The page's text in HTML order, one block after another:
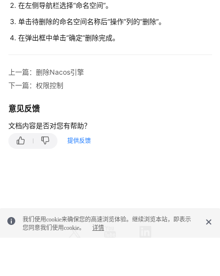
擎
管
理
空
间
权
控
制
服
务
在左侧导航栏选择“命名空间”。
单击待删除的命名空间名称后“操作”列的“删除”。
在弹出框中单击“确定”删除完成。
上一篇：删除Nacos引擎
下一篇：权限控制
意见反馈
文档内容是否对您有帮助？
提供反馈
我们使用cookie来确保您的高速浏览体验。继续浏览本站，即表示
您同意我们使用cookie。
详情